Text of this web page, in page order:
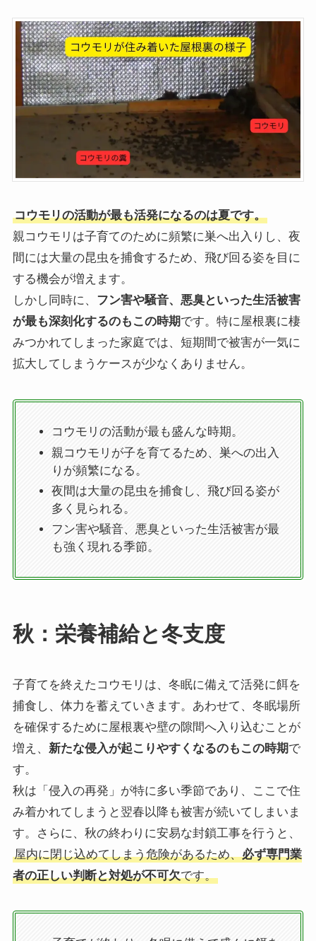
コウモリの活動が最も活発になるのは夏です。
親コウモリは子育てのために頻繁に巣へ出入りし、夜
間には大量の昆虫を捕食するため、飛び回る姿を目に
する機会が増えます。
しかし同時に、 フン害や騒音、悪臭といった生活被害
が最も深刻化するのもこの時期です。特に屋根裏に棲
みつかれてしまった家庭では、短期間で被害が一気に
拡大してしまうケースが少なくありません。
コウモリの活動が最も盛んな時期。
親コウモリが子を育てるため、巣への出入
りが頻繁になる。
夜間は大量の昆虫を捕食し、飛び回る姿が
多く見られる。
フン害や騒音、悪臭といった生活被害が最
も強く現れる季節。
秋：栄養補給と冬支度
子育てを終えたコウモリは、冬眠に備えて活発に餌を
捕食し、体力を蓄えていきます。あわせて、冬眠場所
を確保するために屋根裏や壁の隙間へ入り込むことが
増え、 新たな侵入が起こりやすくなるのもこの時期で
す。
秋は「侵入の再発」が特に多い季節であり、ここで住
み着かれてしまうと翌春以降も被害が続いてしまいま
す。さらに、秋の終わりに安易な封鎖工事を行うと、
屋内に閉じ込めてしまう危険があるため、必ず専門業
者の正しい判断と対処が不可欠です。